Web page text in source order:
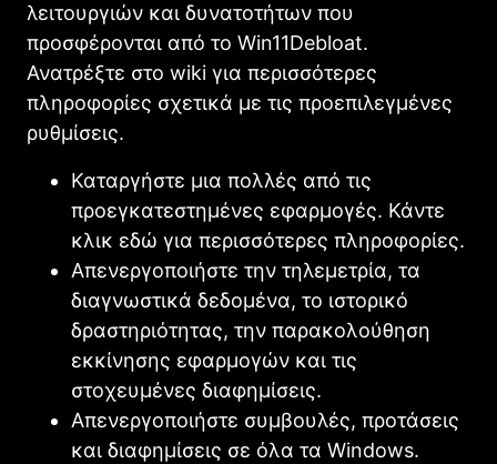
λειτουργιών και δυνατοτήτων που
προσφέρονται από το Win11Debloat.
Ανατρέξτε στο wiki για περισσότερες
πληροφορίες σχετικά με τις προεπιλεγμένες
ρυθμίσεις.
Καταργήστε μια πολλές από τις
προεγκατεστημένες εφαρμογές. Κάντε
κλικ εδώ για περισσότερες πληροφορίες.
Απενεργοποιήστε την τηλεμετρία, τα
διαγνωστικά δεδομένα, το ιστορικό
δραστηριότητας, την παρακολούθηση
εκκίνησης εφαρμογών και τις
στοχευμένες διαφημίσεις.
Απενεργοποιήστε συμβουλές, προτάσεις
και διαφημίσεις σε όλα τα Windows.